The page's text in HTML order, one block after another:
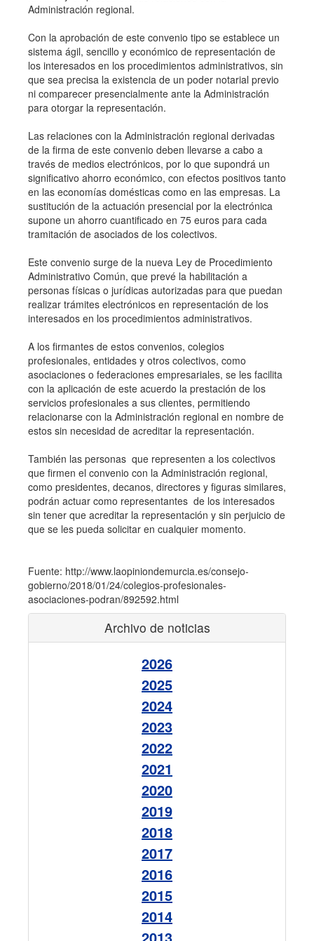
Administración regional.
Con la aprobación de este convenio tipo se establece un
sistema ágil, sencillo y económico de representación de
los interesados en los procedimientos administrativos, sin
que sea precisa la existencia de un poder notarial previo
ni comparecer presencialmente ante la Administración
para otorgar la representación.
Las relaciones con la Administración regional derivadas
de la firma de este convenio deben llevarse a cabo a
través de medios electrónicos, por lo que supondrá un
significativo ahorro económico, con efectos positivos tanto
en las economías domésticas como en las empresas. La
sustitución de la actuación presencial por la electrónica
supone un ahorro cuantificado en 75 euros para cada
tramitación de asociados de los colectivos.
Este convenio surge de la nueva Ley de Procedimiento
Administrativo Común, que prevé la habilitación a
personas físicas o jurídicas autorizadas para que puedan
realizar trámites electrónicos en representación de los
interesados en los procedimientos administrativos.
A los firmantes de estos convenios, colegios
profesionales, entidades y otros colectivos, como
asociaciones o federaciones empresariales, se les facilita
con la aplicación de este acuerdo la prestación de los
servicios profesionales a sus clientes, permitiendo
relacionarse con la Administración regional en nombre de
estos sin necesidad de acreditar la representación.
También las personas que representen a los colectivos
que firmen el convenio con la Administración regional,
como presidentes, decanos, directores y figuras similares,
podrán actuar como representantes de los interesados
sin tener que acreditar la representación y sin perjuicio de
que se les pueda solicitar en cualquier momento.
Fuente: http://www.laopiniondemurcia.es/consejo-
gobierno/2018/01/24/colegios-profesionales-
asociaciones-podran/892592.html
Archivo de noticias
2026
2025
2024
2023
2022
2021
2020
2019
2018
2017
2016
2015
2014